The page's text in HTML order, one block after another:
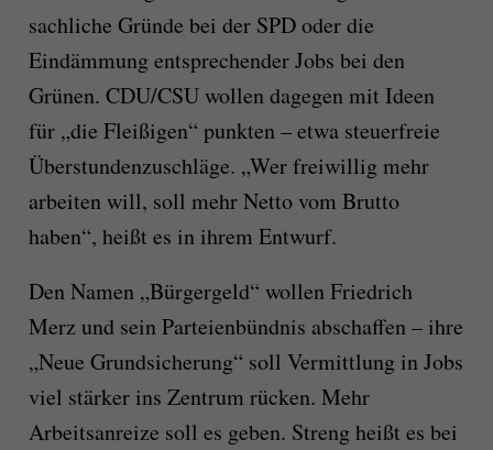
sachliche Gründe bei der SPD oder die
Eindämmung entsprechender Jobs bei den
Grünen. CDU/CSU wollen dagegen mit Ideen
für „die Fleißigen“ punkten – etwa steuerfreie
Überstundenzuschläge. „Wer freiwillig mehr
arbeiten will, soll mehr Netto vom Brutto
haben“, heißt es in ihrem Entwurf.
Den Namen „Bürgergeld“ wollen Friedrich
Merz und sein Parteienbündnis abschaffen – ihre
„Neue Grundsicherung“ soll Vermittlung in Jobs
viel stärker ins Zentrum rücken. Mehr
Arbeitsanreize soll es geben. Streng heißt es bei